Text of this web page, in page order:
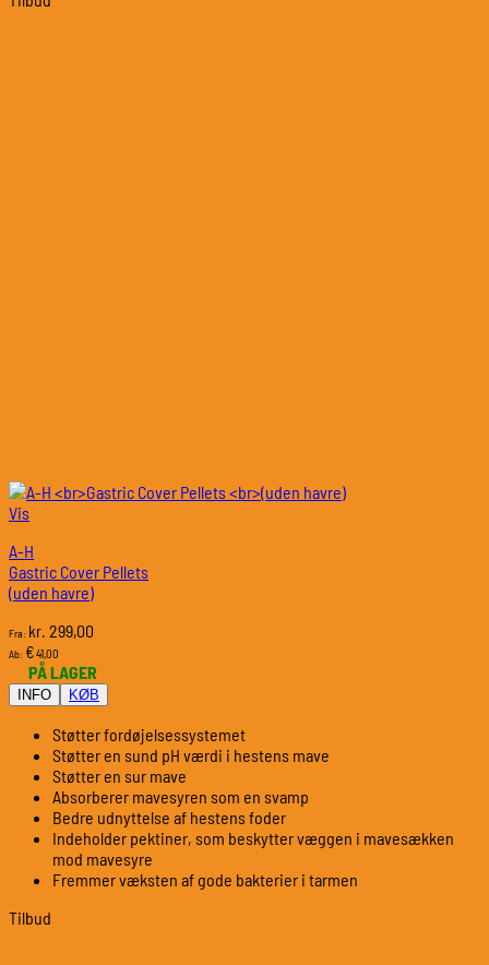
Vis
A-H
Gastric Cover Pellets
(uden havre)
Fra: kr. 299,00
Ab: €41,00
PÅ LAGER
INFO KØB
Støtter fordøjelsessystemet
Støtter en sund pH værdi i hestens mave
Støtter en sur mave
Absorberer mavesyren som en svamp
Bedre udnyttelse af hestens foder
Indeholder pektiner, som beskytter væggen i mavesækken
mod mavesyre
Fremmer væksten af gode bakterier i tarmen
Tilbud